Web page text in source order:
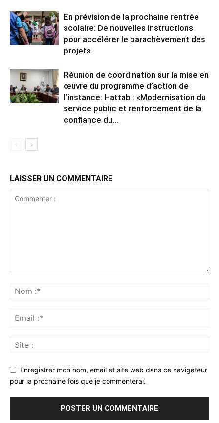
En prévision de la prochaine rentrée
scolaire: De nouvelles instructions
pour accélérer le parachèvement des
projets
Réunion de coordination sur la mise en
œuvre du programme d’action de
l’instance: Hattab : «Modernisation du
service public et renforcement de la
confiance du...
LAISSER UN COMMENTAIRE
Enregistrer mon nom, email et site web dans ce navigateur
pour la prochaine fois que je commenterai.